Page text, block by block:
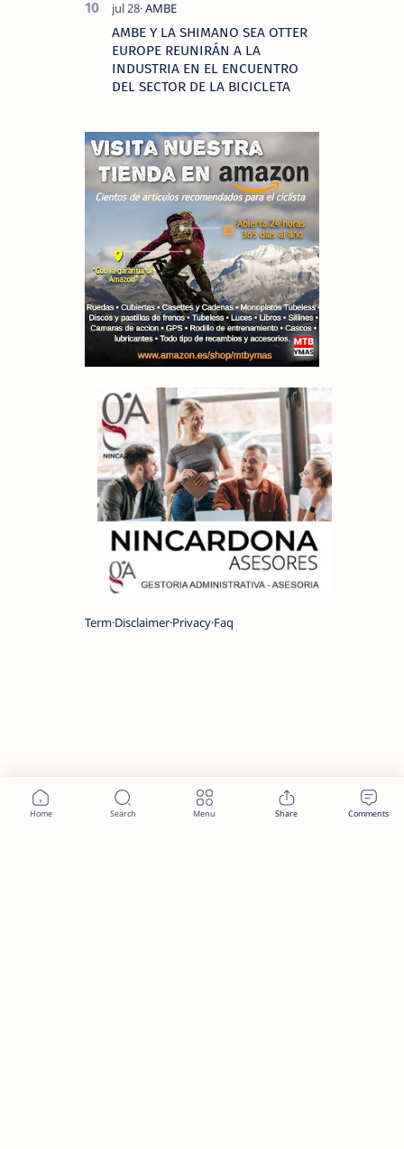
AMBE Y LA SHIMANO SEA OTTER
EUROPE REUNIRÁN A LA
INDUSTRIA EN EL ENCUENTRO
DEL SECTOR DE LA BICICLETA
Term Disclaimer Privacy Faq